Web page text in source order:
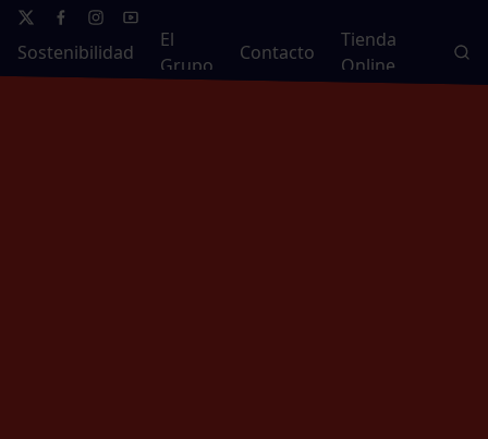
Sostenibilidad
El
Grupo
Contacto
Tienda
Online